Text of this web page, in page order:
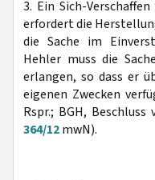
3. Ein Sich-
erfordert die
die Sache im
Hehler muss die
erlangen, so dass er
eigenen Zwecken
Rspr.; BGH,
364/12mwN).